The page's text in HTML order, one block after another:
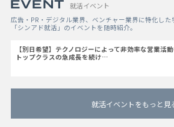
就活イベント
広告・PR・デジタル業界、ベンチャー業界に特化し
「シンアド就活」のイベントを随時紹介。
【別日希望】テクノロジーによって非効率な営業活
トップクラスの急成長を続け…
就活イベントをもっと見